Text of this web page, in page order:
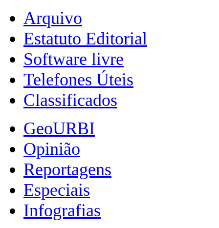
Arquivo
Estatuto Editorial
Software livre
Telefones Úteis
Classificados
GeoURBI
Opinião
Reportagens
Especiais
Infografias